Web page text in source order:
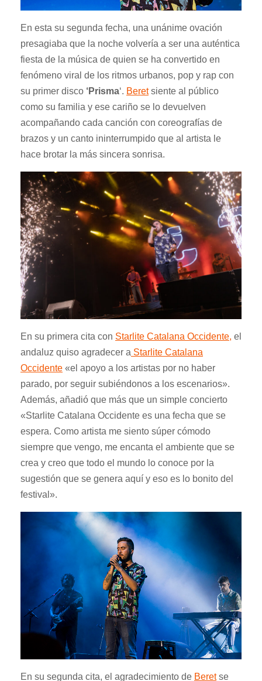
En esta su segunda fecha, una unánime ovación
presagiaba que la noche volvería a ser una auténtica
fiesta de la música de quien se ha convertido en
fenómeno viral de los ritmos urbanos, pop y rap con
su primer disco ‘Prisma‘. Beretsiente al público
como su familia y ese cariño se lo devuelven
acompañando cada canción con coreografías de
brazos y un canto ininterrumpido que al artista le
hace brotar la más sincera sonrisa.
En su primera cita con Starlite Catalana Occidente, el
andaluz quiso agradecer a Starlite Catalana
Occidente «el apoyo a los artistas por no haber
parado, por seguir subiéndonos a los escenarios».
Además, añadió que más que un simple concierto
«Starlite Catalana Occidente es una fecha que se
espera. Como artista me siento súper cómodo
siempre que vengo, me encanta el ambiente que se
crea y creo que todo el mundo lo conoce por la
sugestión que se genera aquí y eso es lo bonito del
festival».
En su segunda cita, el agradecimiento de Beretse